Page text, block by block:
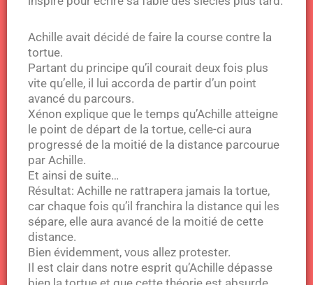
Achille avait décidé de faire la course contre la
tortue.
Partant du principe qu’il courait deux fois plus
vite qu’elle, il lui accorda de partir d’un point
avancé du parcours.
Xénon explique que le temps qu’Achille atteigne
le point de départ de la tortue, celle-ci aura
progressé de la moitié de la distance parcourue
par Achille.
Et ainsi de suite…
Résultat: Achille ne rattrapera jamais la tortue,
car chaque fois qu’il franchira la distance qui les
sépare, elle aura avancé de la moitié de cette
distance.
Bien évidemment, vous allez protester.
Il est clair dans notre esprit qu’Achille dépasse